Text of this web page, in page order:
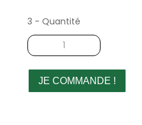
3 - Quantité
quantité
de
Guinness
originales
JE COMMANDE !